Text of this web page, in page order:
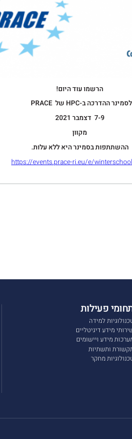
הרשמו עוד היום!
לסמינר ההדרכה ב-HPC של PRACE
7-9 דצמבר 2021
מקוון
ההשתתפות בסמינר היא ללא עלות.
https://events.prace-ri.eu/e/
פעילות
למידה
מידע דיגיטליים
מידע ויישומים
ותשתיות
מחקר